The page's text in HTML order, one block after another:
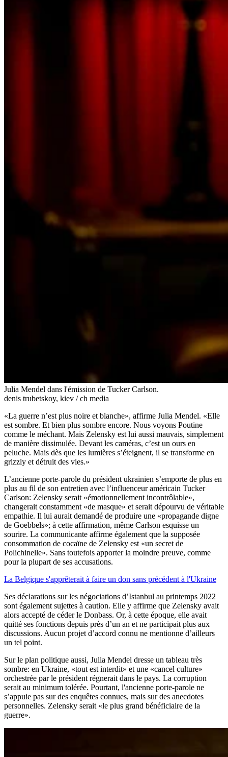
Julia Mendel dans l'émission de Tucker Carlson.
denis trubetskoy, kiev / ch media
«La guerre n’est plus noire et blanche», affirme Julia Mendel. «Elle
est sombre. Et bien plus sombre encore. Nous voyons Poutine
comme le méchant. Mais Zelensky est lui aussi mauvais, simplement
de manière dissimulée. Devant les caméras, c’est un ours en
peluche. Mais dès que les lumières s’éteignent, il se transforme en
grizzly et détruit des vies.»
L’ancienne porte-parole du président ukrainien s’emporte de plus en
plus au fil de son entretien avec l’influenceur américain Tucker
Carlson: Zelensky serait «émotionnellement incontrôlable»,
changerait constamment «de masque» et serait dépourvu de véritable
empathie. Il lui aurait demandé de produire une «propagande digne
de Goebbels»; à cette affirmation, même Carlson esquisse un
sourire. La communicante affirme également que la supposée
consommation de cocaïne de Zelensky est «un secret de
Polichinelle». Sans toutefois apporter la moindre preuve, comme
pour la plupart de ses accusations.
La Belgique s'apprêterait à faire un don sans précédent à l'Ukraine
Ses déclarations sur les négociations d’Istanbul au printemps 2022
sont également sujettes à caution. Elle y affirme que Zelensky avait
alors accepté de céder le Donbass. Or, à cette époque, elle avait
quitté ses fonctions depuis près d’un an et ne participait plus aux
discussions. Aucun projet d’accord connu ne mentionne d’ailleurs
un tel point.
Sur le plan politique aussi, Julia Mendel dresse un tableau très
sombre: en Ukraine, «tout est interdit» et une «cancel culture»
orchestrée par le président régnerait dans le pays. La corruption
serait au minimum tolérée. Pourtant, l'ancienne porte-parole ne
s’appuie pas sur des enquêtes connues, mais sur des anecdotes
personnelles. Zelensky serait «le plus grand bénéficiaire de la
guerre».